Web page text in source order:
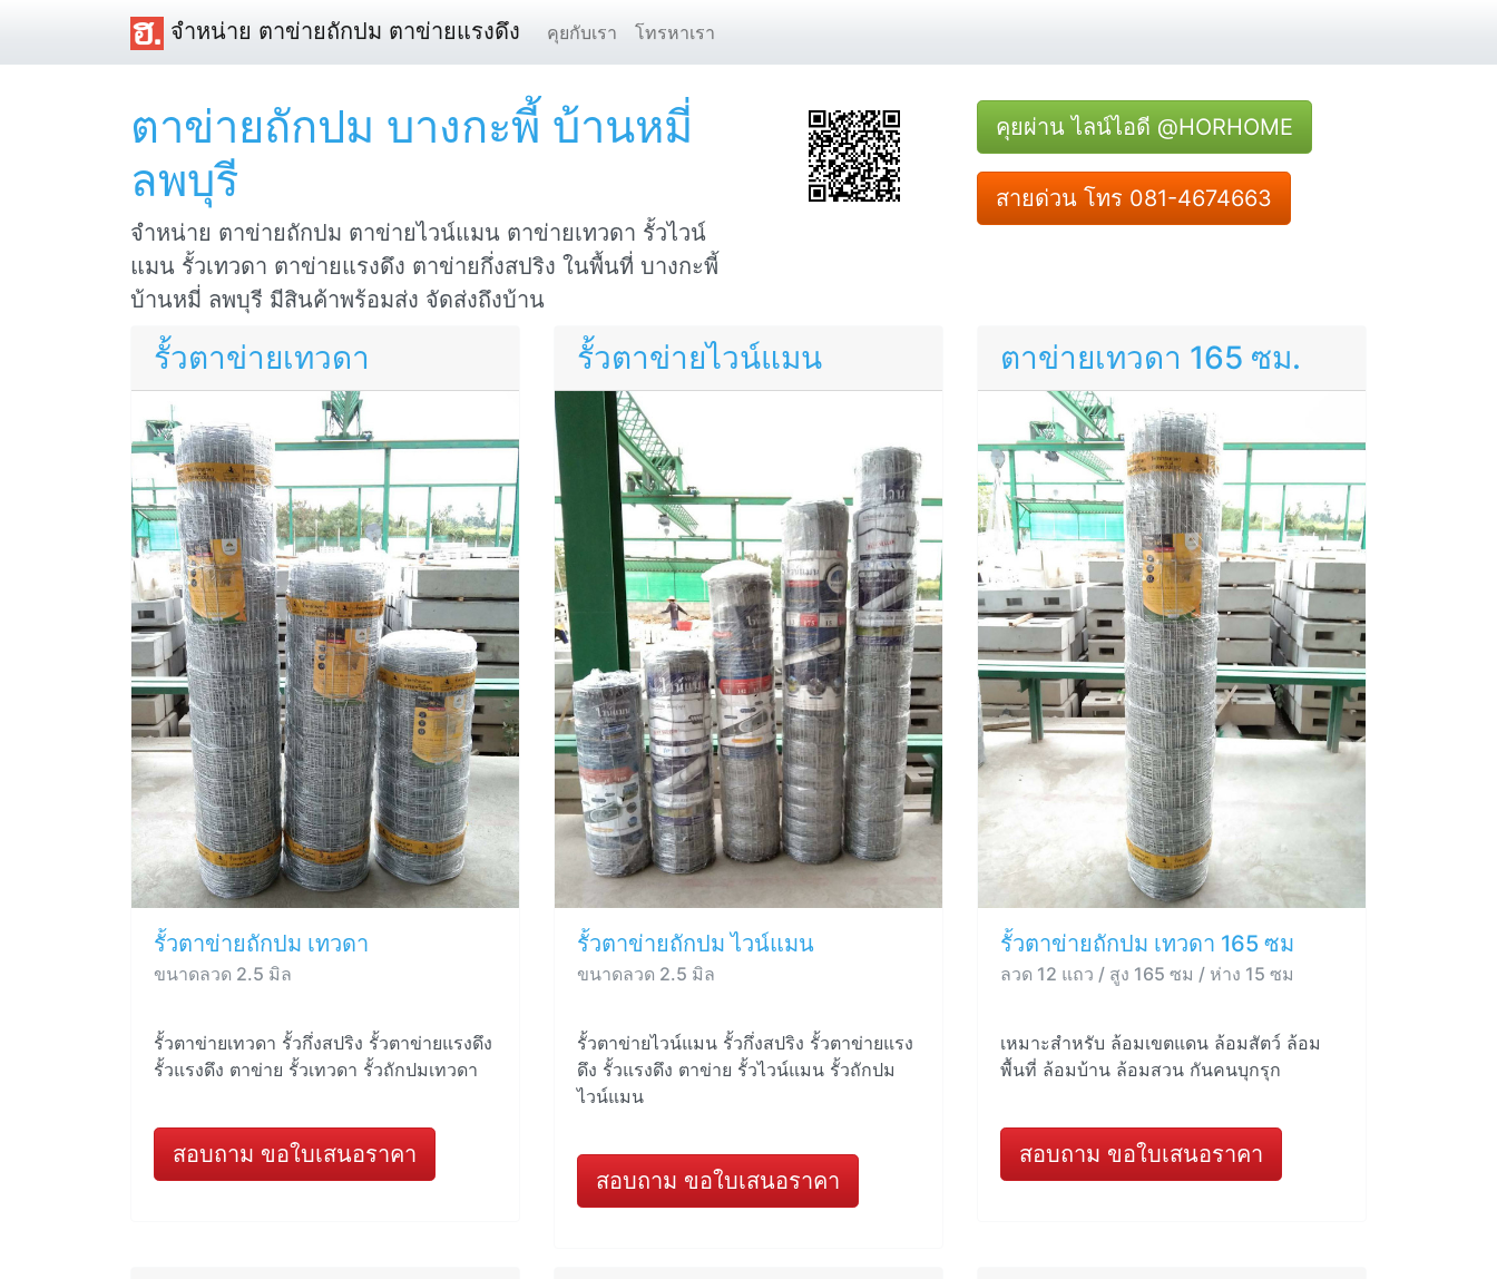
จำหน่าย ตาข่ายถักปม ตาข่ายแรงดึง คุยกับเรา โทรหาเรา
ตาข่ายถักปม บางกะพี้ บ้านหมี่
ลพบุรี
จำหน่าย ตาข่ายถักปม ตาข่ายไวน์แมน ตาข่ายเทวดา รั้วไวน์
แมน รั้วเทวดา ตาข่ายแรงดึง ตาข่ายกึ่งสปริง ในพื้นที่ บางกะพี้
บ้านหมี่ ลพบุรี มีสินค้าพร้อมส่ง จัดส่งถึงบ้าน
คุยผ่าน ไลน์ไอดี @HORHOME
สายด่วน โทร 081-4674663
รั้วตาข่ายเทวดา
รั้วตาข่ายถักปม เทวดา
ขนาดลวด 2.5 มิล
รั้วตาข่ายเทวดา รั้วกึ่งสปริง รั้วตาข่ายแรงดึง
รั้วแรงดึง ตาข่าย รั้วเทวดา รั้วถักปมเทวดา
สอบถาม ขอใบเสนอราคา
รั้วตาข่ายไวน์แมน
รั้วตาข่ายถักปม ไวน์แมน
ขนาดลวด 2.5 มิล
รั้วตาข่ายไวน์แมน รั้วกึ่งสปริง รั้วตาข่ายแรง
ดึง รั้วแรงดึง ตาข่าย รั้วไวน์แมน รั้วถักปม
ไวน์แมน
สอบถาม ขอใบเสนอราคา
ตาข่ายเทวดา 165 ซม.
รั้วตาข่ายถักปม เทวดา 165 ซม
ลวด 12 แถว / สูง 165 ซม / ห่าง 15 ซม
เหมาะสำหรับ ล้อมเขตแดน ล้อมสัตว์ ล้อม
พื้นที่ ล้อมบ้าน ล้อมสวน กันคนบุกรุก
สอบถาม ขอใบเสนอราคา